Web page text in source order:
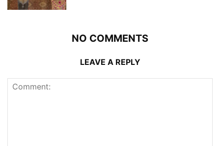
NO COMMENTS
LEAVE A REPLY